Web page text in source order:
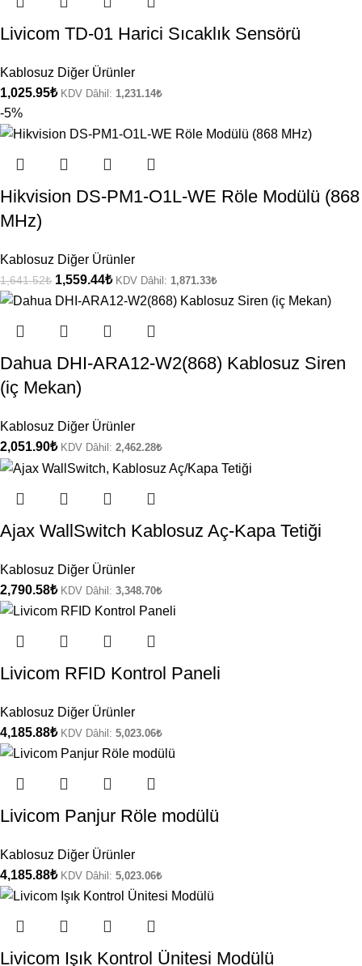
Livicom TD-01 Harici Sıcaklık Sensörü
Kablosuz Diğer Ürünler
1,025.95₺ KDV Dâhil: 1,231.14₺
-5%
Hikvision DS-PM1-O1L-WE Röle Modülü (868
MHz)
Kablosuz Diğer Ürünler
1,641.52₺ 1,559.44₺ KDV Dâhil: 1,871.33₺
Dahua DHI-ARA12-W2(868) Kablosuz Siren
(iç Mekan)
Kablosuz Diğer Ürünler
2,051.90₺ KDV Dâhil: 2,462.28₺
Ajax WallSwitch Kablosuz Aç-Kapa Tetiği
Kablosuz Diğer Ürünler
2,790.58₺ KDV Dâhil: 3,348.70₺
Livicom RFID Kontrol Paneli
Kablosuz Diğer Ürünler
4,185.88₺ KDV Dâhil: 5,023.06₺
Livicom Panjur Röle modülü
Kablosuz Diğer Ürünler
4,185.88₺ KDV Dâhil: 5,023.06₺
Livicom Işık Kontrol Ünitesi Modülü